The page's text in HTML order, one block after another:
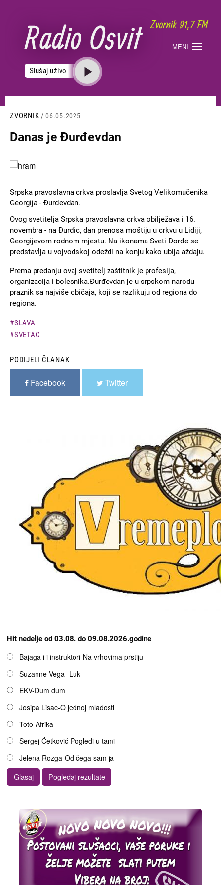
sadržaj
MENI
Slušaj uživo
ZVORNIK / 06.05.2025
Danas je Đurđevdan
Slika
Srpska pravoslavna crkva proslavlja Svetog Velikomučenika
Georgija - Đurđevdan.
Ovog svetitelja Srpska pravoslavna crkva obilježava i 16.
novembra - na Đurđic, dan prenosa moštiju u crkvu u Lidiji,
Georgijevom rodnom mjestu. Na ikonama Sveti Đorđe se
predstavlja u vojvodskoj odeždi na konju kako ubija aždaju.
Prema predanju ovaj svetitelj zaštitnik je profesija,
organizacija i bolesnika.Đurđevdan je u srpskom narodu
praznik sa najviše običaja, koji se razlikuju od regiona do
regiona.
SLAVA
SVETAC
PODIJELI ČLANAK
Facebook Twitter
Hit nedelje od 03.08. do 09.08.2026.godine
OpcijeBajaga i i instruktori-Na vrhovima prstiju
Suzanne Vega -Luk
EKV-Dum dum
Josipa Lisac-O jednoj mladosti
Toto-Afrika
Sergej Ćetković-Pogledi u tami
Jelena Rozga-Od čega sam ja